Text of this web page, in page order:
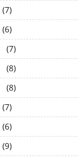
(7)
(6)
(7)
(8)
(8)
(7)
(6)
(9)